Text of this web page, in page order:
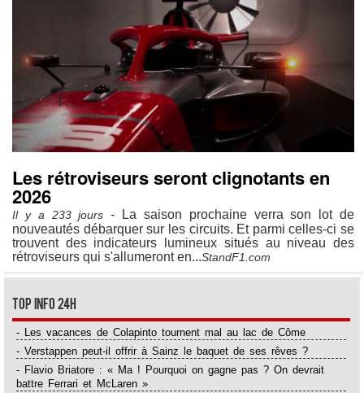
Les rétroviseurs seront clignotants en
2026
Il y a 233 jours - La saison prochaine verra son lot de
nouveautés débarquer sur les circuits. Et parmi celles-ci se
trouvent des indicateurs lumineux situés au niveau des
rétroviseurs qui s'allumeront en...StandF1.com
Top Info 24H
- Les vacances de Colapinto tournent mal au lac de Côme
- Verstappen peut-il offrir à Sainz le baquet de ses rêves ?
- Flavio Briatore : « Ma ! Pourquoi on gagne pas ? On devrait
battre Ferrari et McLaren »